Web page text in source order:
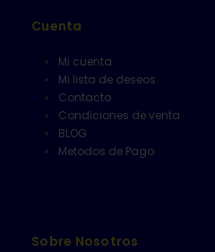
Cuenta
Mi cuenta
Mi lista de deseos
Contacto
Condiciones de venta
BLOG
Metodos de Pago
Sobre Nosotros